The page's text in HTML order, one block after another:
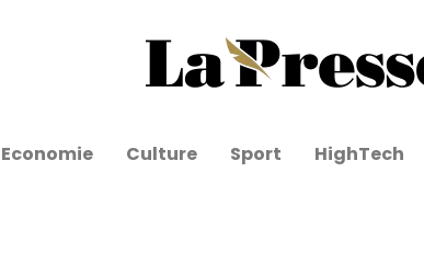
Economie Culture Sport HighTech